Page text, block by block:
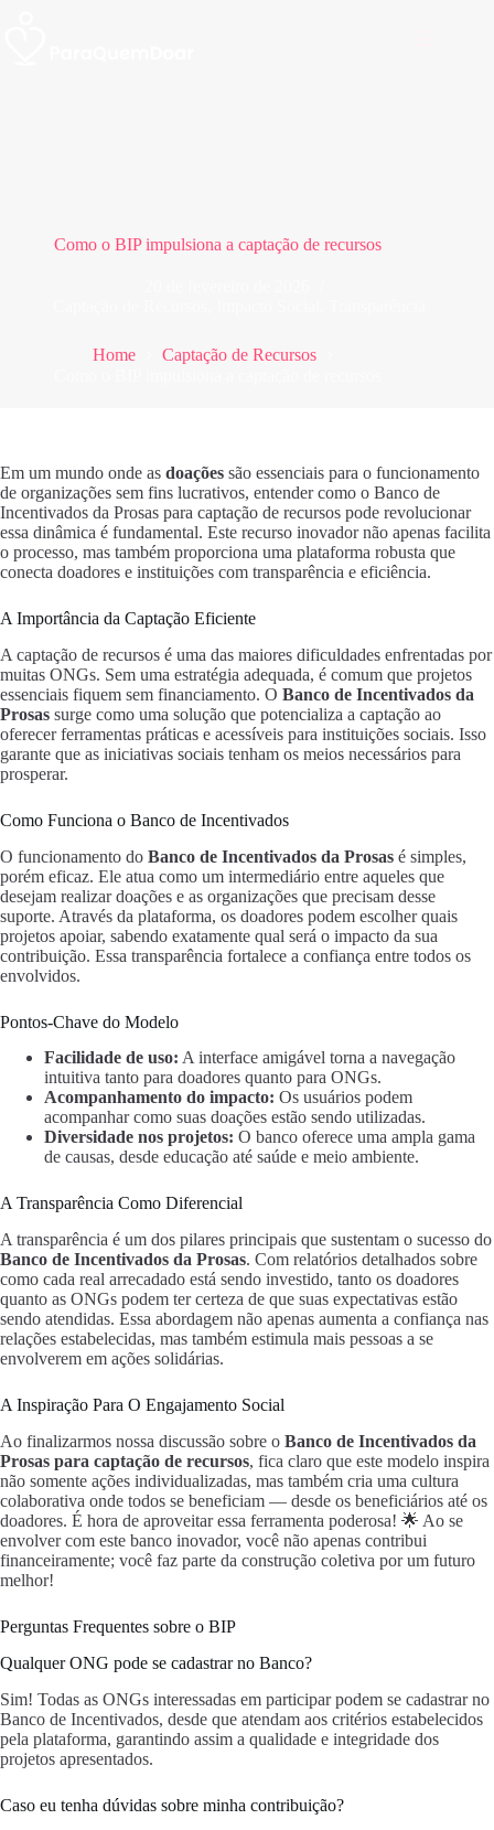
Como o BIP impulsiona a captação de recursos
Home
Captação de Recursos
Em um mundo onde as doações são essenciais para o funcionamento
de organizações sem fins lucrativos, entender como o Banco de
Incentivados da Prosas para captação de recursos pode revolucionar
essa dinâmica é fundamental. Este recurso inovador não apenas facilita
o processo, mas também proporciona uma plataforma robusta que
conecta doadores e instituições com transparência e eficiência.
A Importância da Captação Eficiente
A captação de recursos é uma das maiores dificuldades enfrentadas por
muitas ONGs. Sem uma estratégia adequada, é comum que projetos
essenciais fiquem sem financiamento. O Banco de Incentivados da
Prosas surge como uma solução que potencializa a captação ao
oferecer ferramentas práticas e acessíveis para instituições sociais. Isso
garante que as iniciativas sociais tenham os meios necessários para
prosperar.
Como Funciona o Banco de Incentivados
O funcionamento do Banco de Incentivados da Prosas é simples,
porém eficaz. Ele atua como um intermediário entre aqueles que
desejam realizar doações e as organizações que precisam desse
suporte. Através da plataforma, os doadores podem escolher quais
projetos apoiar, sabendo exatamente qual será o impacto da sua
contribuição. Essa transparência fortalece a confiança entre todos os
envolvidos.
Pontos-Chave do Modelo
Facilidade de uso: A interface amigável torna a navegação
intuitiva tanto para doadores quanto para ONGs.
Acompanhamento do impacto: Os usuários podem
acompanhar como suas doações estão sendo utilizadas.
Diversidade nos projetos: O banco oferece uma ampla gama
de causas, desde educação até saúde e meio ambiente.
A Transparência Como Diferencial
A transparência é um dos pilares principais que sustentam o sucesso do
Banco de Incentivados da Prosas. Com relatórios detalhados sobre
como cada real arrecadado está sendo investido, tanto os doadores
quanto as ONGs podem ter certeza de que suas expectativas estão
sendo atendidas. Essa abordagem não apenas aumenta a confiança nas
relações estabelecidas, mas também estimula mais pessoas a se
envolverem em ações solidárias.
A Inspiração Para O Engajamento Social
Ao finalizarmos nossa discussão sobre o Banco de Incentivados da
Prosas para captação de recursos, fica claro que este modelo inspira
não somente ações individualizadas, mas também cria uma cultura
colaborativa onde todos se beneficiam — desde os beneficiários até os
doadores. É hora de aproveitar essa ferramenta poderosa! 🌟 Ao se
envolver com este banco inovador, você não apenas contribui
financeiramente; você faz parte da construção coletiva por um futuro
melhor!
Perguntas Frequentes sobre o BIP
Qualquer ONG pode se cadastrar no Banco?
Sim! Todas as ONGs interessadas em participar podem se cadastrar no
Banco de Incentivados, desde que atendam aos critérios estabelecidos
pela plataforma, garantindo assim a qualidade e integridade dos
projetos apresentados.
Caso eu tenha dúvidas sobre minha contribuição?